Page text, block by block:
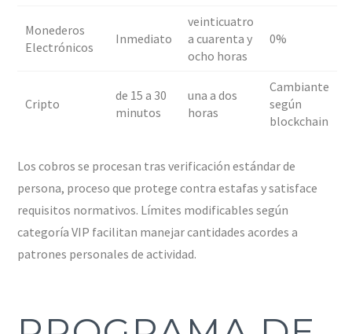
Monederos
Electrónicos
Inmediato
veinticuatro
a cuarenta y
ocho horas
0%
Cripto
de 15 a 30
minutos
una a dos
horas
Cambiante
según
blockchain
Los cobros se procesan tras verificación estándar de
persona, proceso que protege contra estafas y satisface
requisitos normativos. Límites modificables según
categoría VIP facilitan manejar cantidades acordes a
patrones personales de actividad.